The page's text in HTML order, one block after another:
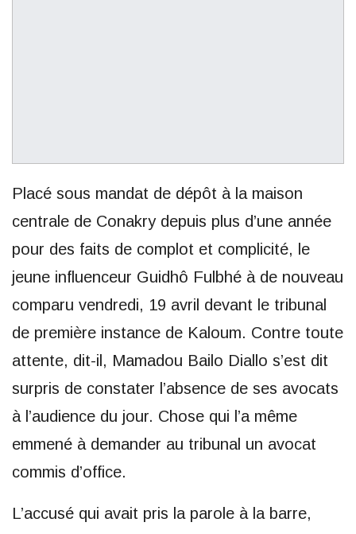
Placé sous mandat de dépôt à la maison
centrale de Conakry depuis plus d’une année
pour des faits de complot et complicité, le
jeune influenceur Guidhô Fulbhé à de nouveau
comparu vendredi, 19 avril devant le tribunal
de première instance de Kaloum. Contre toute
attente, dit-il, Mamadou Bailo Diallo s’est dit
surpris de constater l’absence de ses avocats
à l’audience du jour. Chose qui l’a même
emmené à demander au tribunal un avocat
commis d’office.
L’accusé qui avait pris la parole à la barre,